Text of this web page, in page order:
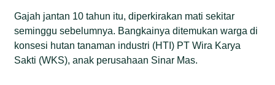
Gajah jantan 10 tahun itu, diperkirakan mati sekitar
seminggu sebelumnya. Bangkainya ditemukan warga di
konsesi hutan tanaman industri (HTI) PT Wira Karya
Sakti (WKS), anak perusahaan Sinar Mas.